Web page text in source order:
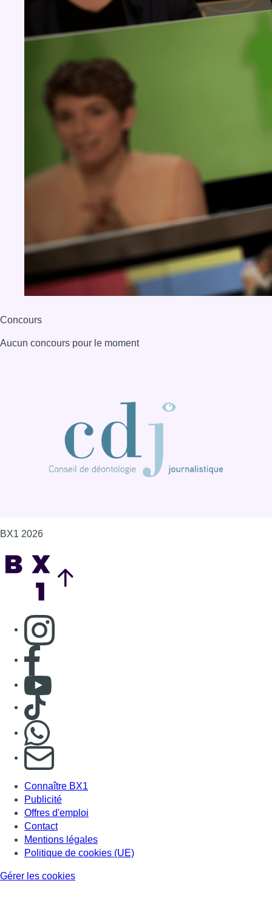
Concours
Aucun concours pour le moment
BX1 2026
Consulter page Instagram
Consulter page Facebook
Consulter Youtube
Consulter TikTok
S'abonner à notre newsletter
Connaître BX1
Publicité
Offres d'emploi
Contact
Mentions légales
Politique de cookies (UE)
Gérer les cookies